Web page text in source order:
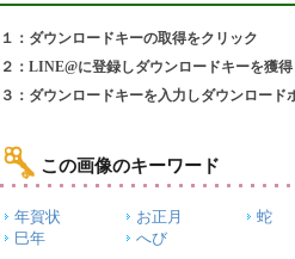
１：ダウンロードキーの取得をクリック
２：LINE@に登録しダウンロードキーを獲得
３：ダウンロードキーを入力しダウンロード
この画像のキーワード
年賀状 お正月 蛇
巳年
へび